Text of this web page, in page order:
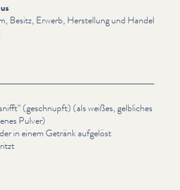
Besitz, Erwerb, Herstellung und Handel
(geschnupft) (als weißes, gelbliches
Pulver)
in einem Getränk aufgelöst